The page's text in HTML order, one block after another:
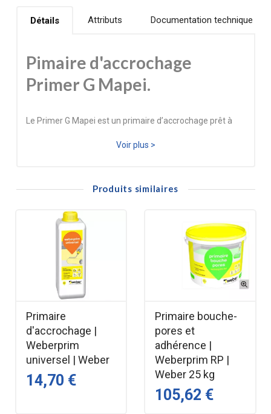
Détails Attributs Documentation technique
Pimaire d'accrochage
Primer G Mapei.
Le Primer G Mapei est un primaire d’accrochage prêt à
colles à carrelage ou enduits.
Avantages du Primer G
Adhérence améliorée: Formule à base de
résines synthétiques assurant un excellent
ancrage des produits de finition.
Régulation de la porosité: Limite l’absorption
des supports, réduit la consommation de
matériaux et uniformise la surface.
Application facile: S’applique au rouleau, à la
brosse ou au pulvérisateur selon les besoins
du chantier.
Séchage rapide: Temps de séchage
Voir plus >
Produits similaires
Primaire
d'accrochage |
Weberprim
universel | Weber
14,70 €
Primaire bouche-
pores et
adhérence |
Weberprim RP |
Weber 25 kg
105,62 €